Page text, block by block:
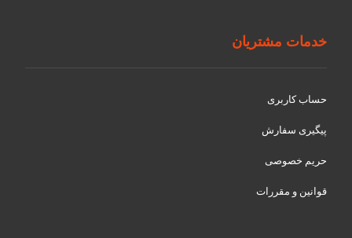
خدمات مشتریان
حساب کاربری
پیگیری سفارش
حریم خصوصی
قوانین و مقررات